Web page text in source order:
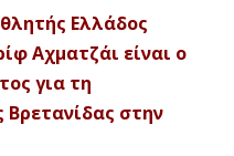
Ελλάδος
Αχματζάι είναι ο
για τη
Βρετανίδας στην